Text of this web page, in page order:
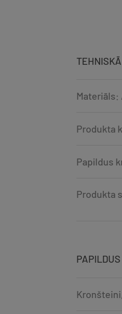
Materiāls:
Produkta
Papildus
Produkta
PAPILDUS